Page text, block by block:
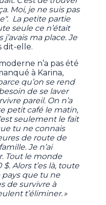
Moi, je ne suis pas
La petite partie
seule ce n’était
ma place. Je
dit-elle.
n’a pas été
à Karina,
qu’on se rend
de se laver
pareil. On n’a
petit café le matin,
seulement le fait
tu ne connais
de route de
Je n’ai
Tout le monde
Alors t’es là, toute
que tu ne
de survivre à
t’éliminer. »